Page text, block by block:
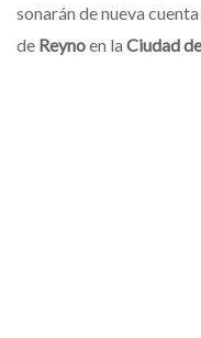
sonarán de nueva
de Reynoen la Ciudad